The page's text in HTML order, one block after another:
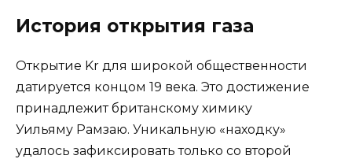
История открытия газа
Открытие Kr для широкой общественности
датируется концом 19 века. Это достижение
принадлежит британскому химику
Уильяму Рамзаю. Уникальную «находку»
удалось зафиксировать только со второй